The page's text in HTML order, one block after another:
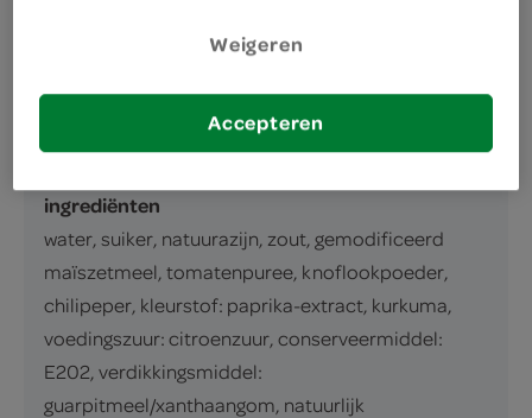
ingrediënten
ingrediënten
water, suiker, natuurazijn, zout, gemodificeerd
maïszetmeel, tomatenpuree, knoflookpoeder,
chilipeper, kleurstof: paprika-extract, kurkuma,
voedingszuur: citroenzuur, conserveermiddel:
E202, verdikkingsmiddel:
guarpitmeel/xanthaangom, natuurlijk
Weigeren
Accepteren